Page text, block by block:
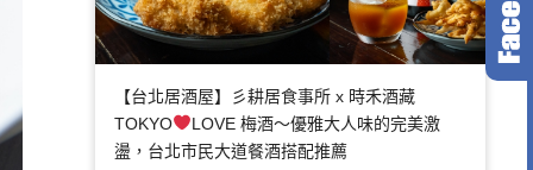
【台北居酒屋】彡耕居食事所 x 時禾酒藏
TOKYO
LOVE 梅酒～優雅大人味的完美激
盪，台北市民大道餐酒搭配推薦